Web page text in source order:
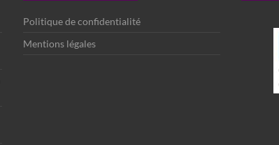
Politique de confidentialité
Mentions légales